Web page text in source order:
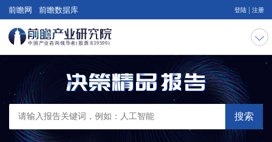
前瞻网 前瞻数据库 登陆 注册
搜索